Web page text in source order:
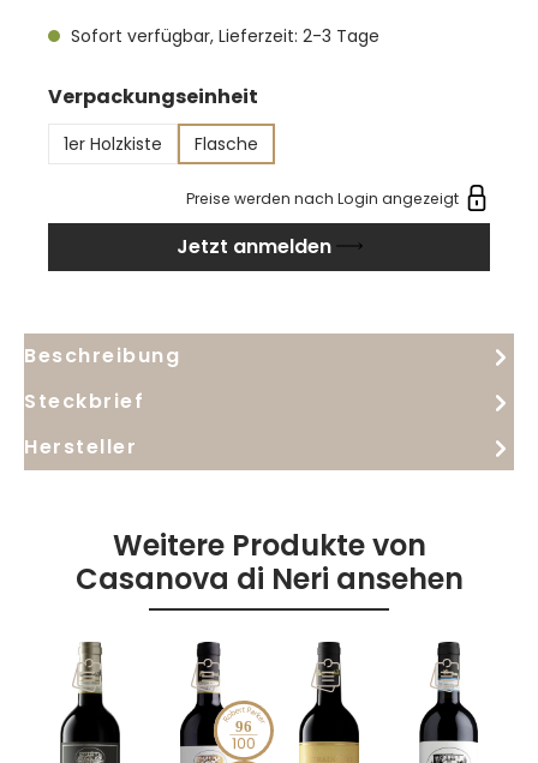
Eichenfässern folgen weitere 24 Monate in der
Noten mit intensiver Rotfruchtigkeit, Schokolade,
Lakritz, Zitrus, Rauch und Graphit. Am Gaumen zeigt
sich der Wein kraftvoll und weich zugleich, mit
feiner, samtiger Tanninstruktur und einem fast
endlosen Abgang.
Sofort verfügbar, Lieferzeit: 2-3 Tage
Verpackungseinheit
1er Holzkiste Flasche
Preise werden nach Login angezeigt
Jetzt anmelden
Beschreibung
Steckbrief
Hersteller
Weitere Produkte von
Casanova di Neri ansehen
96